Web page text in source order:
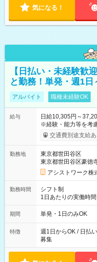
気になる！
【日払い・未経験歓
と勤務！単発・週1
アルバイト 職種未経験OK
給与
日給10,305円～
※経験・能力等を考慮の
間】試用期間なし
交通費別途支給あ
勤務地
東京都世田谷区
東京都世田谷区豪徳
アシストワーク株
勤務時間
シフト制
1日あたりの実働時
勤務 勤務：月・水・金 休み
可能です！ ※1日あたりの最大実働時間は日勤、夜勤共に勤務し
期間 単発・1日のみOK
特徴
週1日からOK / 日払
募集